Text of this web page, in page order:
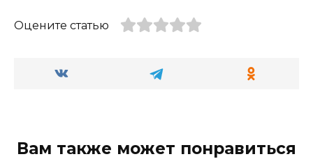
Оцените статью
Вам также может понравиться